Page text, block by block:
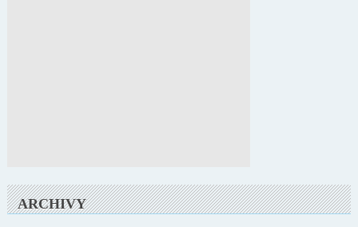
ARCHIVY